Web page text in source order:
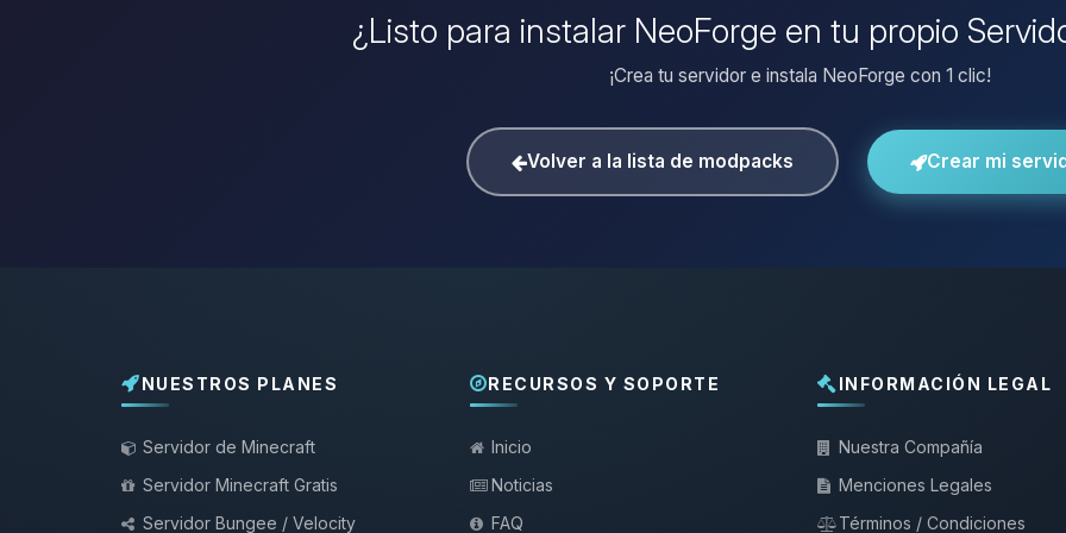
¿Listo para instalar NeoForge en tu propio
¡Crea tu servidor e instala NeoForge con 1 clic!
Volver a la lista de modpacks Crear mi
NUESTROS PLANES
Servidor de Minecraft
Servidor Minecraft Gratis
Servidor Bungee / Velocity
RECURSOS Y SOPORTE
Inicio
Noticias
FAQ
INFORMACIÓN LEGAL
Nuestra Compañía
Menciones Legales
Términos / Condiciones